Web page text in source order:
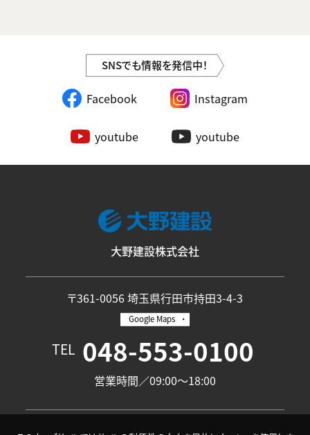
SNSでも情報を発信中！
Facebook Instagram
youtube youtube
大野建設株式会社
〒361-0056 埼玉県行田市持田3-4-3
Google Maps
TEL 048-553-0100
営業時間／09:00〜18:00